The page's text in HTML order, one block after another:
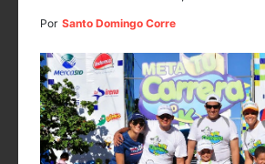
Por Santo Domingo Corre